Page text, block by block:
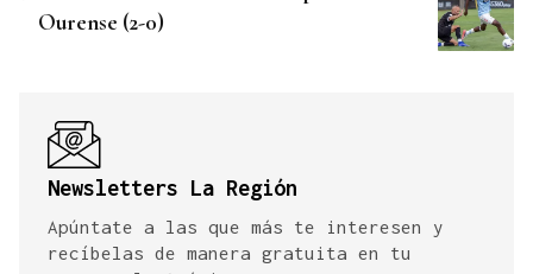
Ourense (2-0)
Newsletters La Región
Apúntate a las que más te interesen y
recíbelas de manera gratuita en tu